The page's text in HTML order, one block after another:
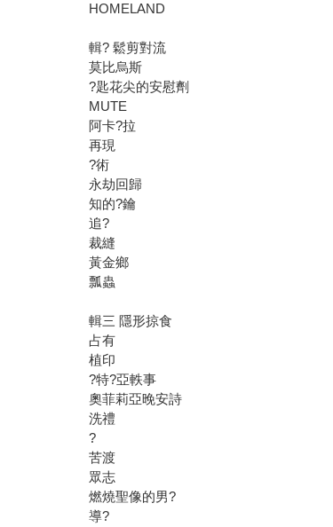
HOMELAND
輯? 鬆剪對流
莫比烏斯
?匙花尖的安慰劑
MUTE
阿卡?拉
再現
?術
永劫回歸
知的?鑰
追?
裁縫
黃金鄉
瓢蟲
輯三 隱形掠食
占有
植印
?特?亞軼事
奧菲莉亞晚安詩
洗禮
?
苦渡
眾志
燃燒聖像的男?
導?